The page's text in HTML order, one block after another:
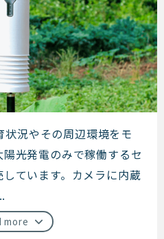
況やその周辺環境をモ
光発電のみで稼働するセ
ています。カメラに内蔵
more